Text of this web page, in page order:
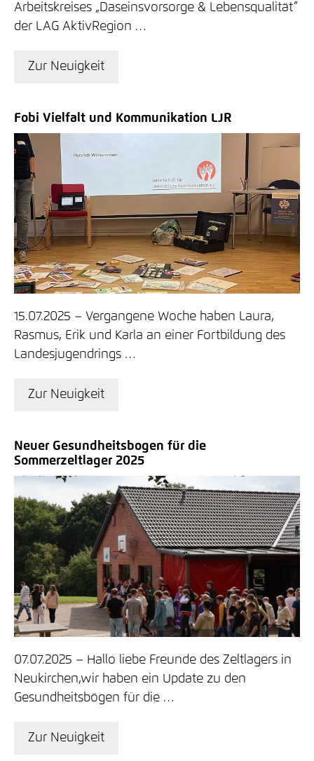
Arbeitskreises „Daseinsvorsorge & Lebensqualität”
der LAG AktivRegion …
Zur Neuigkeit
Fobi Vielfalt und Kommunikation LJR
15.07.2025
Vergangene Woche haben Laura,
Rasmus, Erik und Karla an einer Fortbildung des
Landesjugendrings …
Zur Neuigkeit
Neuer Gesundheitsbogen für die
Sommerzeltlager 2025
07.07.2025
Hallo liebe Freunde des Zeltlagers in
Neukirchen,wir haben ein Update zu den
Gesundheitsbögen für die …
Zur Neuigkeit